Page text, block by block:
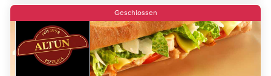
Geschlossen